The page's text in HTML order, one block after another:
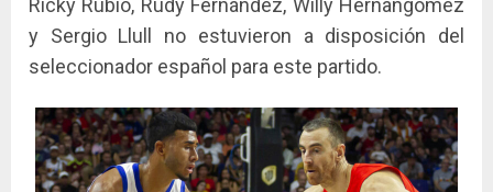
Ricky Rubio, Rudy Fernández, Willy Hernangómez
y Sergio Llull no estuvieron a disposición del
seleccionador español para este partido.